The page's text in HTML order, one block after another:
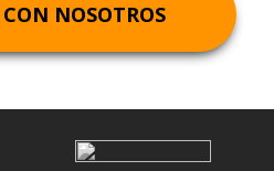
NOSOTROS